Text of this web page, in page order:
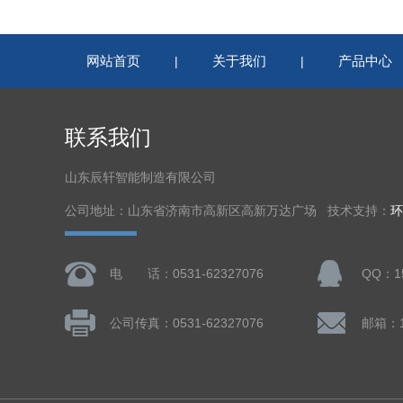
网站首页 | 关于我们 | 产品中心
联系我们
山东辰轩智能制造有限公司
公司地址：山东省济南市高新区高新万达广场 技术支持：
电 话：0531-62327076 QQ：
公司传真：0531-62327076 邮箱